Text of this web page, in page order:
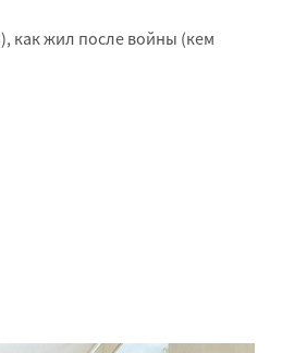
как жил после войны (кем